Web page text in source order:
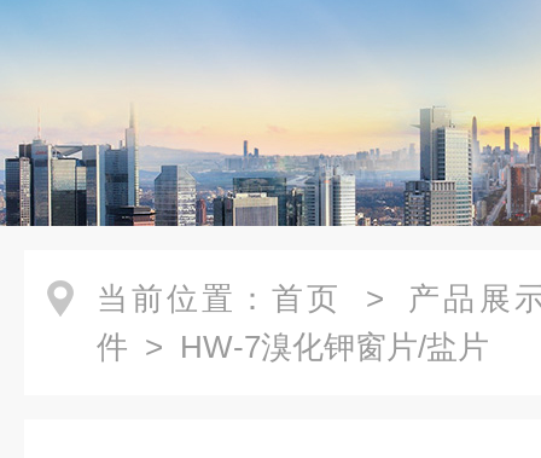
当前位置： 首页 > 产品展
件 > HW-7溴化钾窗片/盐片